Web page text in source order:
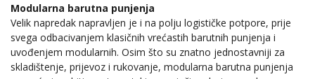
Modularna barutna punjenja
Velik napredak napravljen je i na polju logističke potpore, prije
svega odbacivanjem klasičnih vrećastih barutnih punjenja i
uvođenjem modularnih. Osim što su znatno jednostavniji za
skladištenje, prijevoz i rukovanje, modularna barutna punjenja